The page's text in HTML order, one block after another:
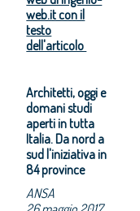
web.it con il
testo
dell'articolo
Architetti, oggi e
domani studi
aperti in tutta
Italia. Da nord a
sud l'iniziativa in
84 province
ANSA